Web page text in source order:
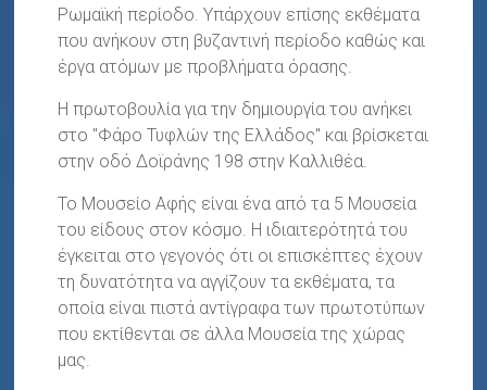
Ρωμαϊκή περίοδο. Υπάρχουν επίσης εκθέματα
που ανήκουν στη βυζαντινή περίοδο καθώς και
έργα ατόμων με προβλήματα όρασης.
Η πρωτοβουλία για την δημιουργία του ανήκει
στο "Φάρο Τυφλών της Ελλάδος" και βρίσκεται
στην οδό Δοϊράνης 198 στην Καλλιθέα.
Το Μουσείο Αφής είναι ένα από τα 5 Μουσεία
του είδους στον κόσμο. Η ιδιαιτερότητά του
έγκειται στο γεγονός ότι οι επισκέπτες έχουν
τη δυνατότητα να αγγίζουν τα εκθέματα, τα
οποία είναι πιστά αντίγραφα των πρωτοτύπων
που εκτίθενται σε άλλα Μουσεία της χώρας
μας.